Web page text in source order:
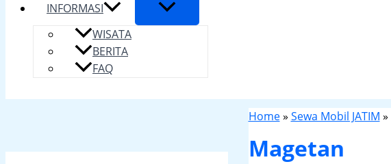
INFORMASI
WISATA
BERITA
FAQ
Home» Sewa Mobil JATIM »
Magetan